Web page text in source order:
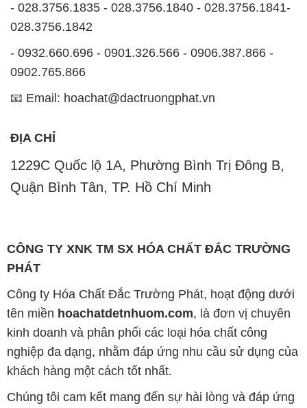
- 028.3756.1835 - 028.3756.1840 - 028.3756.1841-
028.3756.1842
- 0932.660.696 - 0901.326.566 - 0906.387.866 -
0902.765.866
📧 Email: hoachat@dactruongphat.vn
ĐỊA CHỈ
1229C Quốc lộ 1A, Phường Bình Trị Đông B,
Quận Bình Tân, TP. Hồ Chí Minh
CÔNG TY XNK TM SX HÓA CHẤT ĐẮC TRƯỜNG
PHÁT
Công ty Hóa Chất Đắc Trường Phát, hoạt động dưới
tên miền hoachatdetnhuom.com, là đơn vị chuyên
kinh doanh và phân phối các loại hóa chất công
nghiệp đa dạng, nhằm đáp ứng nhu cầu sử dụng của
khách hàng một cách tốt nhất.
Chúng tôi cam kết mang đến sự hài lòng và đáp ứng